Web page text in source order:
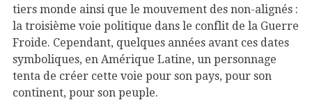
tiers monde ainsi que le mouvement des non-alignés :
la troisième voie politique dans le conflit de la Guerre
Froide. Cependant, quelques années avant ces dates
symboliques, en Amérique Latine, un personnage
tenta de créer cette voie pour son pays, pour son
continent, pour son peuple.